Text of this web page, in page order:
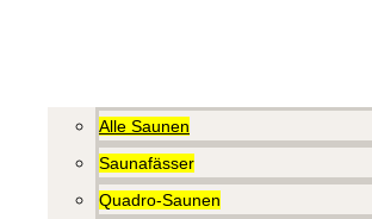
Alle Saunen
Saunafässer
Quadro-Saunen